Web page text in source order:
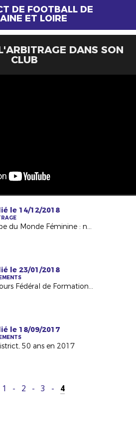
DE FOOTBALL DE
ET LOIRE
DANS SON
CLUB
le 14/12/2018
Coupe du Monde Féminine : nouvelle phase pour la billetterie
le 23/01/2018
Parcours Fédéral de Formation des Dirigeants
le 18/09/2017
50 ans en 2017
1 - 2 - 3 - 4